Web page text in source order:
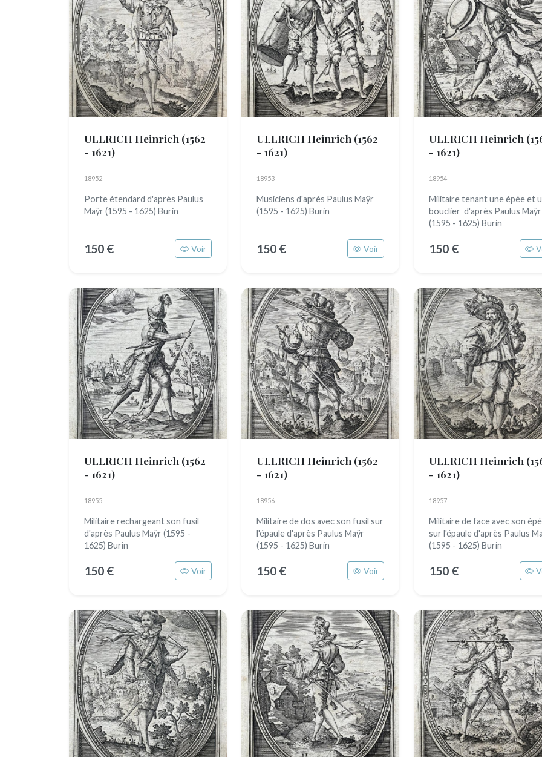
ULLRICH Heinrich (1562
- 1621)
18952
Porte étendard d'après Paulus
Maÿr (1595 - 1625) Burin
150 € Voir
ULLRICH Heinrich (1562
- 1621)
18953
Musiciens d'après Paulus Maÿr
(1595 - 1625) Burin
150 € Voir
ULLRICH Heinrich
- 1621)
18954
Militaire tenant une épée et
bouclier d'après Paulus Maÿr
(1595 - 1625) Burin
150 €
ULLRICH Heinrich (1562
- 1621)
18955
Militaire rechargeant son fusil
d'après Paulus Maÿr (1595 -
1625) Burin
150 € Voir
ULLRICH Heinrich (1562
- 1621)
18956
Militaire de dos avec son fusil sur
l'épaule d'après Paulus Maÿr
(1595 - 1625) Burin
150 € Voir
ULLRICH Heinrich
- 1621)
18957
Militaire de face avec son
sur l'épaule d'après Paulus
(1595 - 1625) Burin
150 €